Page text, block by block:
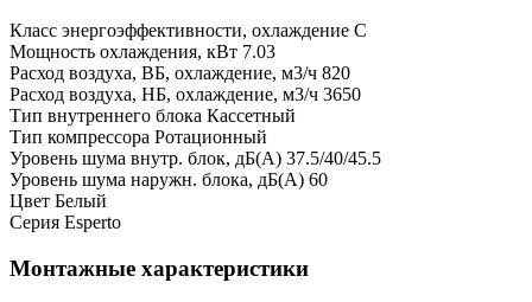
Класс энергоэффективности, охлаждение C
Мощность охлаждения, кВт 7.03
Расход воздуха, ВБ, охлаждение, м3/ч 820
Расход воздуха, НБ, охлаждение, м3/ч 3650
Тип внутреннего блока Кассетный
Тип компрессора Ротационный
Уровень шума внутр. блок, дБ(А) 37.5/40/45.5
Уровень шума наружн. блока, дБ(А) 60
Цвет Белый
Серия Esperto
Монтажные характеристики